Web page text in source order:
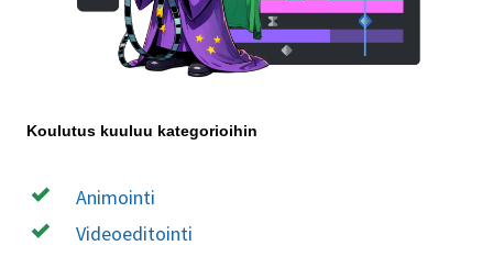
Koulutus kuuluu kategorioihin
Animointi
Videoeditointi